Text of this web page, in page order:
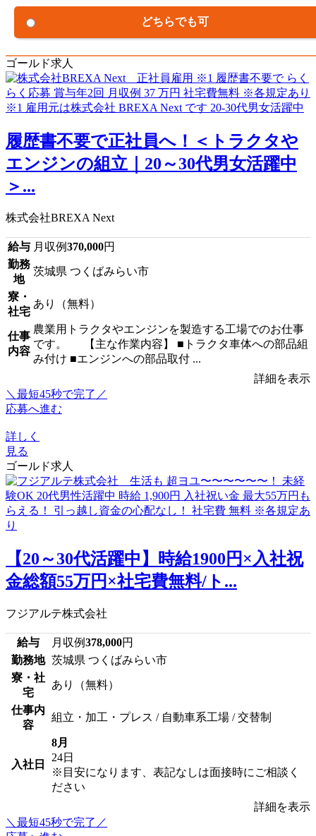
どちらでも可
ゴールド求人
履歴書不要で正社員へ！＜トラクタや
エンジンの組立｜20～30代男女活躍中
＞...
株式会社BREXA Next
給与 月収例370,000円
勤務
地
茨城県 つくばみらい市
寮・
社宅
あり（無料）
仕事
内容
農業用トラクタやエンジンを製造する工場でのお仕事
です。 【主な作業内容】 ■トラクタ車体への部品組
み付け ■エンジンへの部品取付 ...
詳細を表示
＼最短45秒で完了／
応募へ進む
詳しく
見る
ゴールド求人
【20～30代活躍中】時給1900円×入社祝
金総額55万円×社宅費無料/ト...
フジアルテ株式会社
給与 月収例378,000円
勤務地 茨城県 つくばみらい市
寮・社
宅
あり（無料）
仕事内
容
組立・加工・プレス / 自動車系工場 / 交替制
入社日
8月
24日
※目安になります、表記なしは面接時にご相談く
ださい
詳細を表示
＼最短45秒で完了／